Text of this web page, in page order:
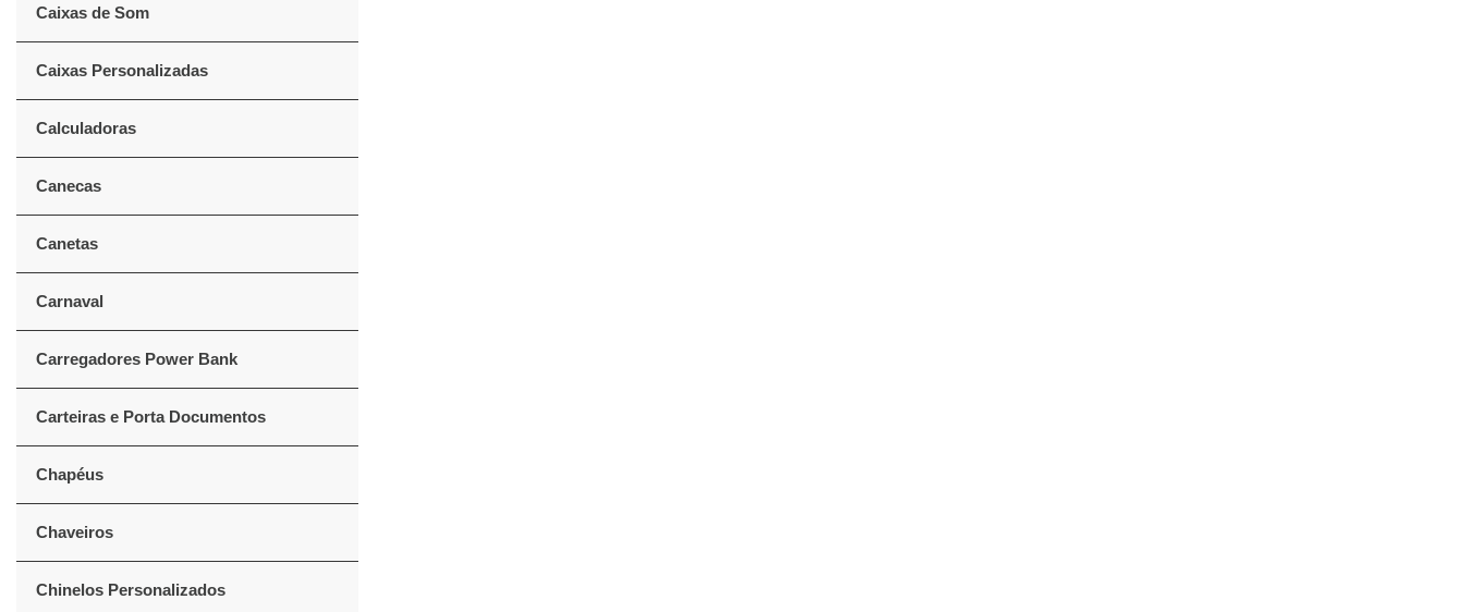
Caixas de Som
Caixas Personalizadas
Calculadoras
Canecas
Canetas
Carnaval
Carregadores Power Bank
Carteiras e Porta Documentos
Chapéus
Chaveiros
Chinelos Personalizados